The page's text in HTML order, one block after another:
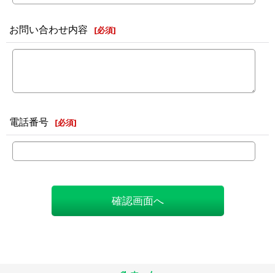
お問い合わせ内容 [必須]
電話番号 [必須]
確認画面へ